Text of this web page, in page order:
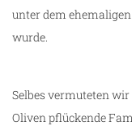
unter dem
wurde.
Selbes vermuteten
Oliven pflückende